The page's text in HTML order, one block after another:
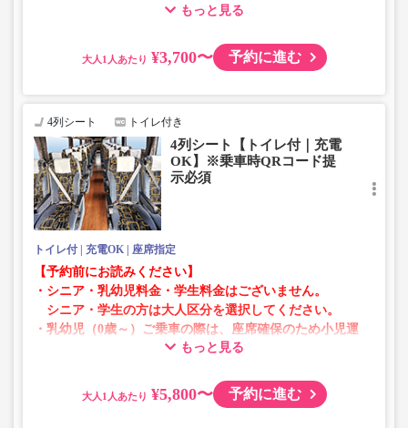
ントタイプでのご用意となります。
仕様が変更となる場合がございます。あらかじめご了承く
ださい。
もっと見る
大人 ¥3,700〜 予約に進む
4列シート トイレ付き
4列シート【トイレ付｜充電
OK】※乗車時QRコード提
示必須
トイレ付 充電OK 座席指定
【予約前にお読みください】
・シニア・乳幼児料金・学生料金はございません。
シニア・学生の方は大人区分を選択してください。
・乳幼児（0歳～）ご乗車の際は、座席確保のため小児運
賃での乗車券が必要です。
・AM1時～5時の間はシステムメンテナンスの為ご予約が
もっと見る
大人 ¥5,800〜 予約に進む